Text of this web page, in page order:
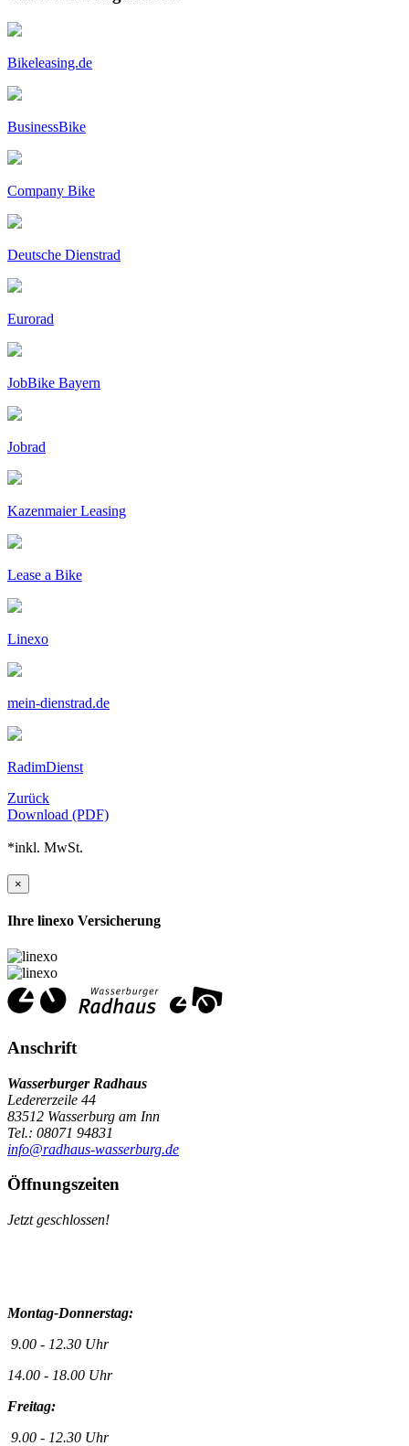
Bikeleasing.de
BusinessBike
Company Bike
Deutsche Dienstrad
Eurorad
JobBike Bayern
Jobrad
Kazenmaier Leasing
Lease a Bike
Linexo
mein-dienstrad.de
RadimDienst
Zurück
Download (PDF)
*inkl. MwSt.
×
Ihre linexo Versicherung
Anschrift
Wasserburger Radhaus
Ledererzeile 44
83512 Wasserburg am Inn
Tel.: 08071 94831
info@radhaus-wasserburg.de
Öffnungszeiten
Jetzt geschlossen!
Montag-Donnerstag:
9.00 - 12.30 Uhr
14.00 - 18.00 Uhr
Freitag:
9.00 - 12.30 Uhr